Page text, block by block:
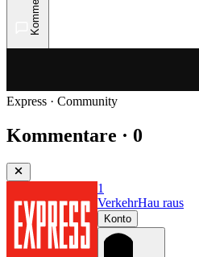
Express · Community
Kommentare · 0
1
VerkehrHau raus
Konto